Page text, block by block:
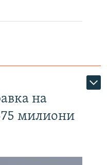
на
милиони